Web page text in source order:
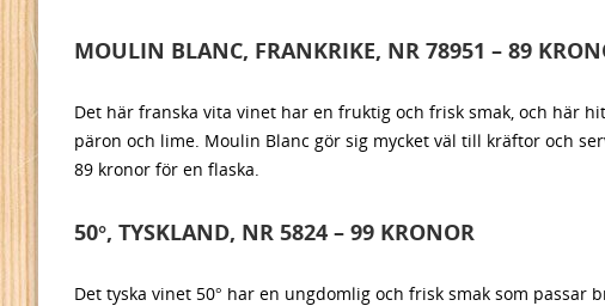
MOULIN BLANC, FRANKRIKE, NR 78951 – 89
Det här franska vita vinet har en fruktig och frisk smak, och här
päron och lime. Moulin Blanc gör sig mycket väl till kräftor och
89 kronor för en flaska.
50°, TYSKLAND, NR 5824 – 99 KRONOR
Det tyska vinet 50° har en ungdomlig och frisk smak som